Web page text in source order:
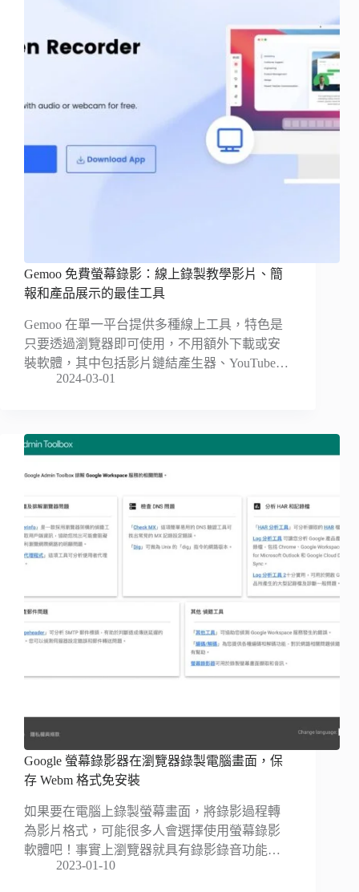
Gemoo 免費螢幕錄影：線上錄製教學影片、簡
報和產品展示的最佳工具
Gemoo 在單一平台提供多種線上工具，特色是
只要透過瀏覽器即可使用，不用額外下載或安
裝軟體，其中包括影片鏈結產生器、YouTube…
2024-03-01
Google 螢幕錄影器在瀏覽器錄製電腦畫面，保
存 Webm 格式免安裝
如果要在電腦上錄製螢幕畫面，將錄影過程轉
為影片格式，可能很多人會選擇使用螢幕錄影
軟體吧！事實上瀏覽器就具有錄影錄音功能…
2023-01-10